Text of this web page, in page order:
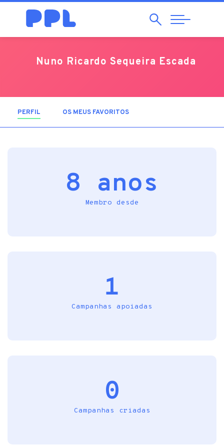
Pesquisar
Abrir
Navegação
Nuno Ricardo Sequeira Escada
PERFIL (SEPARADOR ATIVO)
OS MEUS FAVORITOS
8 anos
Membro desde
1
Campanhas apoiadas
0
Campanhas criadas